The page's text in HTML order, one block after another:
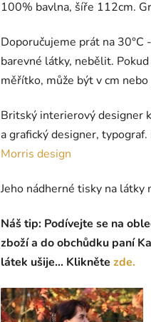
100% bavlna, šíře 112cm.
Doporučujeme prát na 30°C
barevné látky, nebělit.
měřítko, může být v cm
Britský interierový designer
a grafický designer,
Morris design
Jeho nádherné tisky na látky
Náš tip: Podívejte se na
zboží a do obchůdku paní
látek ušije... Klikněte zde.